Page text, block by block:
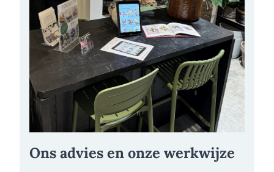
Ons advies en onze werkwijze